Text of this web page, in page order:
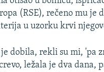
(RSE), rečeno mu je
u uzorku krvi
dobila, rekli su mi, 'pa
ležala je dva dana,